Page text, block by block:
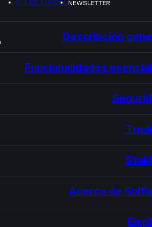
KIT DE MARCANEWSLETTER
Descripción
Funcionalidades
Acerca de